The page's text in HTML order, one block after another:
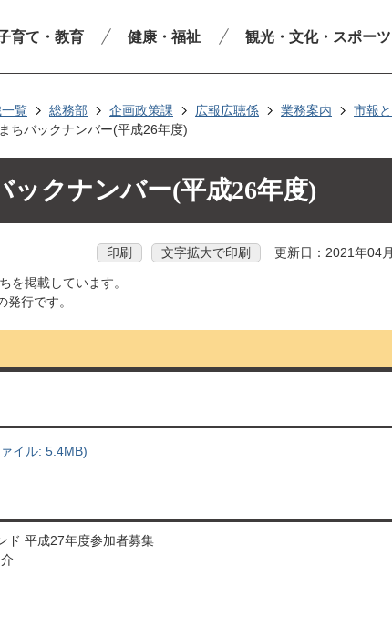
育て・教育 健康・福祉 観光・文化・スポーツ
覧 総務部 企画政策課 広報広聴係 業務案内
市報
ちバックナンバー(平成26年度)
ックナンバー(平成26年度)
印刷 文字拡大で印刷 更新日：2021年04
を掲載しています。
行です。
イル: 5.4MB)
ド 平成27年度参加者募集